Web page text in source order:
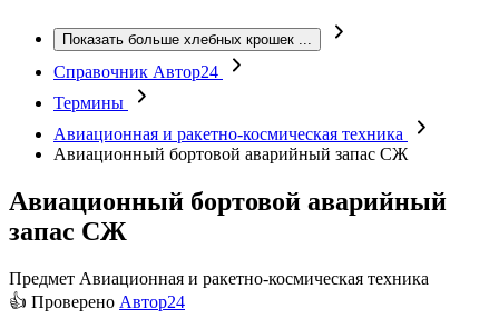
Показать больше хлебных крошек ...
Справочник Автор24
Термины
Авиационная и ракетно-космическая техника
Авиационный бортовой аварийный запас СЖ
Авиационный бортовой аварийный
запас СЖ
Предмет Авиационная и ракетно-космическая техника
👍 Проверено Автор24